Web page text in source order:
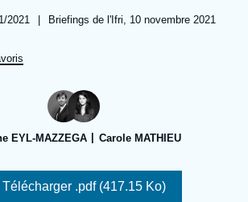
Se connecter
Proche-Orient
2021 | Références
Briefings de l'Ifri, 10 novembre 2021
EYL-MAZZEGA Carole MATHIEU
Télécharger .pdf (417.15 Ko)